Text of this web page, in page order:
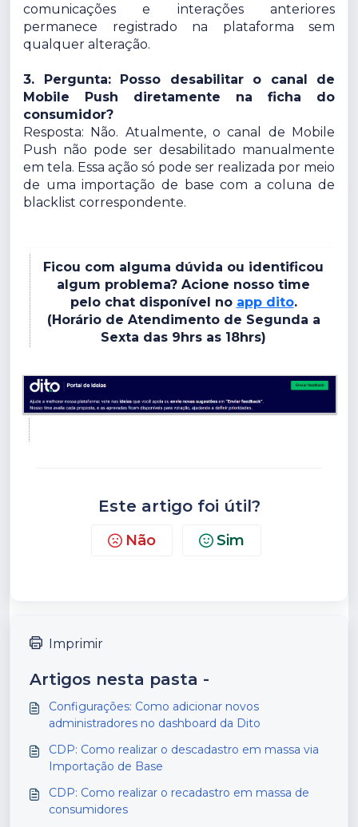
comunicações e interações anteriores
permanece registrado na plataforma sem
qualquer alteração.
3. Pergunta: Posso desabilitar o canal de
Mobile Push diretamente na ficha do
consumidor?
Resposta: Não. Atualmente, o canal de Mobile
Push não pode ser desabilitado manualmente
em tela. Essa ação só pode ser realizada por meio
de uma importação de base com a coluna de
blacklist correspondente.
Ficou com alguma dúvida ou identificou
algum problema? Acione nosso time
pelo chat disponível no app dito.
(Horário de Atendimento de Segunda a
Sexta das 9hrs as 18hrs)
Este artigo foi útil?
Não Sim
Imprimir
Artigos nesta pasta -
Configurações: Como adicionar novos
administradores no dashboard da Dito
CDP: Como realizar o descadastro em massa via
Importação de Base
CDP: Como realizar o recadastro em massa de
consumidores